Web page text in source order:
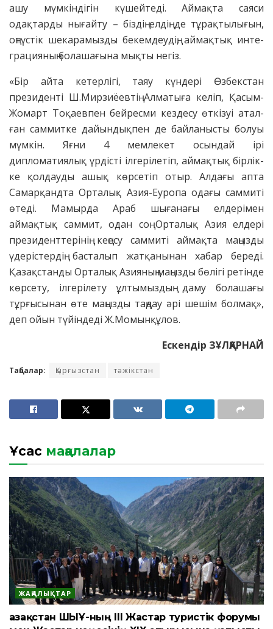
ашу мүмкіндігін күшейтеді. Аймақта сая­си
одақтарды нығайту – біздің елдің де тұрақтылығын,
оңтүстік шекара­мызды бекемдеудің, аймақтық инте­
гра­цияның болашағына мықты негіз.
«Бір айта кетерлігі, таяу күндері Өзбекстан
президенті Ш.Мирзиёевтің Алматыға келіп, Қасым-
Жомарт Тоқаевпен бейресми кездесу өткізуі атал­
ған саммитке дайындықпен де бай­ланысты болуы
мүмкін. Яғни 4 мем­лекет осындай ірі
дипломатиялық үрдісті ілгері­летіп, аймақтық бірлік­
ке қолдау­ды ашық көрсетіп отыр. Ал­дағы апта
Самарқандта Орталық Азия-Еуропа одағы саммиті
өтеді. Мамырда Араб шығанағы ел­дерімен
аймақтық саммит, одан соң Орталық Азия елдері
прези­дент­терінің кеңесу саммиті аймақта маңызды
үдерістер­дің бас­талып жат­қанынан хабар бере­ді.
Қазақстан­ды Орталық Азия­ның маңызды бөлігі ретін­де
көрсету, ілгерілету ұлты­мыздың даму бола­шағы
тұрғысынан өте маңызды таңдау әрі шешім болмақ»,
деп ойын түйіндеді Ж.Момынқұлов.
Ескендір ЗҰЛҚАРНАЙ
Таңбалар: Қырғызстан тәжікстан
Ұқсас мақалалар
ЖАҢАЛЫҚТАР
Қазақстан ШЫҰ-ның III Жастар туристік форумы